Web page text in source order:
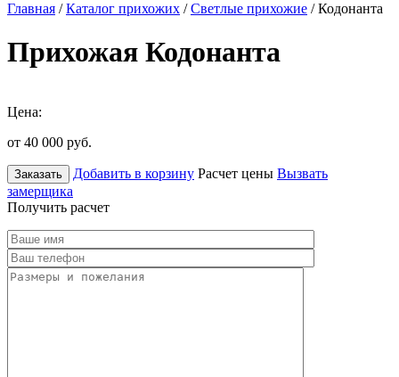
Главная /Каталог прихожих /Светлые прихожие / Кодонанта
Прихожая Кодонанта
Цена:
от 40 000 руб.
Заказать Добавить в корзину Расчет цены Вызвать
замерщика
Получить расчет